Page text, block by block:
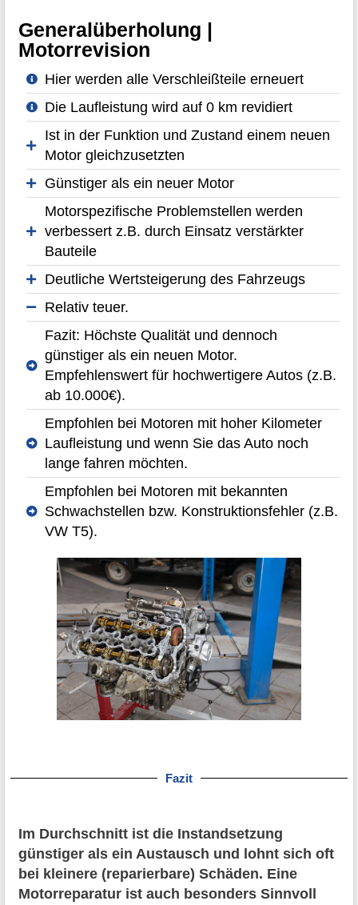
Generalüberholung |
Motorrevision
Hier werden alle Verschleißteile erneuert
Die Laufleistung wird auf 0 km revidiert
Ist in der Funktion und Zustand einem neuen
Motor gleichzusetzten
Günstiger als ein neuer Motor
Motorspezifische Problemstellen werden
verbessert z.B. durch Einsatz verstärkter
Bauteile
Deutliche Wertsteigerung des Fahrzeugs
Relativ teuer.
Fazit: Höchste Qualität und dennoch
günstiger als ein neuen Motor.
Empfehlenswert für hochwertigere Autos (z.B.
ab 10.000€).
Empfohlen bei Motoren mit hoher Kilometer
Laufleistung und wenn Sie das Auto noch
lange fahren möchten.
Empfohlen bei Motoren mit bekannten
Schwachstellen bzw. Konstruktionsfehler (z.B.
VW T5).
Fazit
Im Durchschnitt ist die Instandsetzung
günstiger als ein Austausch und lohnt sich oft
bei kleinere (reparierbare) Schäden. Eine
Motorreparatur ist auch besonders Sinnvoll